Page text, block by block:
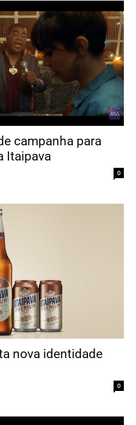
campanha para
Itaipava
0
nova identidade
0